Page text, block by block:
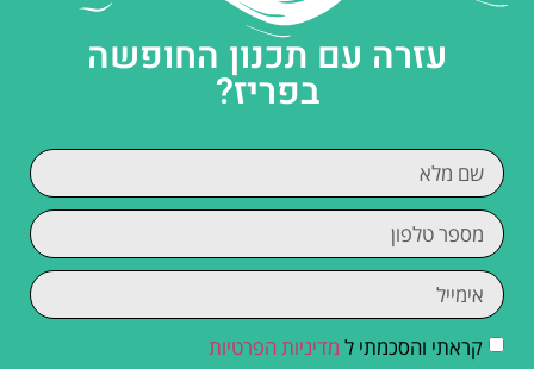
עזרה עם תכנון החופשה
בפריז?
קראתי והסכמתי ל מדיניות הפרטיות